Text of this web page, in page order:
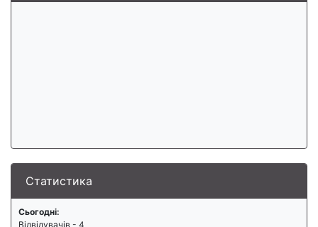
Статистика
Сьогодні:
Відвідувачів - 4